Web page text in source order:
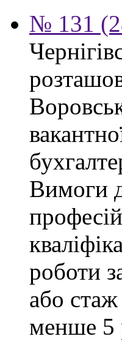
№ 131
Вимоги
роботи
або
менше 5